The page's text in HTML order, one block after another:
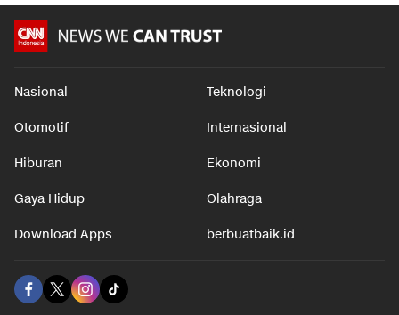
Nasional Teknologi
Otomotif Internasional
Hiburan Ekonomi
Gaya Hidup Olahraga
Download Apps berbuatbaik.id